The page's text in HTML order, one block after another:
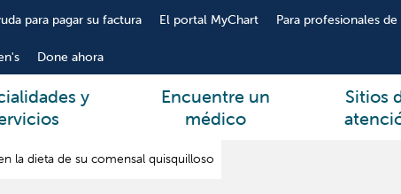
para pagar su factura El portal MyChart Para profesionales de
Done ahora
y
Encuentre un
médico
Sitios
la dieta de su comensal quisquilloso